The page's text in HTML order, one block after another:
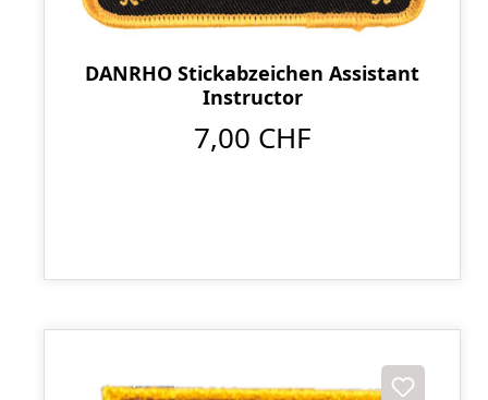
DANRHO Stickabzeichen Assistant
Instructor
7,00 CHF